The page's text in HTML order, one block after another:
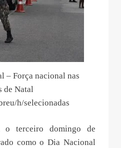
– Força nacional nas
de Natal
h/selecionadas
terceiro domingo de
como o Dia Nacional